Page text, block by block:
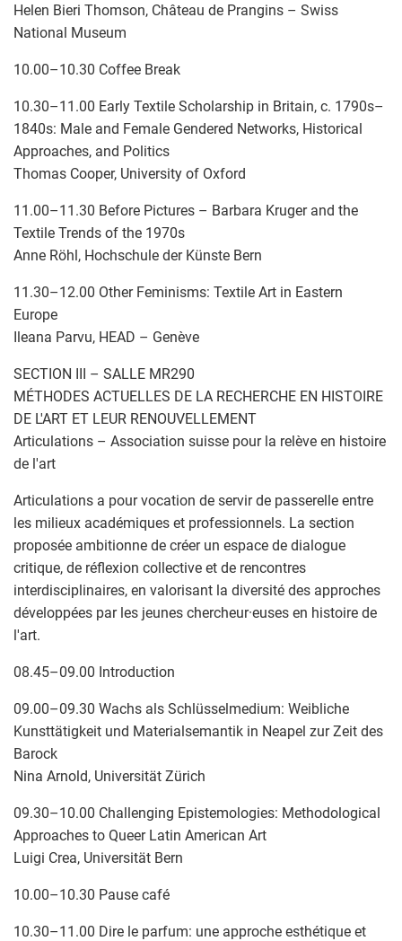
Helen Bieri Thomson, Château de Prangins – Swiss
National Museum
10.00–10.30 Coffee Break
10.30–11.00 Early Textile Scholarship in Britain, c. 1790s–
1840s: Male and Female Gendered Networks, Historical
Approaches, and Politics
Thomas Cooper, University of Oxford
11.00–11.30 Before Pictures – Barbara Kruger and the
Textile Trends of the 1970s
Anne Röhl, Hochschule der Künste Bern
11.30–12.00 Other Feminisms: Textile Art in Eastern
Europe
Ileana Parvu, HEAD – Genève
SECTION III – SALLE MR290
MÉTHODES ACTUELLES DE LA RECHERCHE EN HISTOIRE
DE L'ART ET LEUR RENOUVELLEMENT
Articulations – Association suisse pour la relève en histoire
de l'art
Articulations a pour vocation de servir de passerelle entre
les milieux académiques et professionnels. La section
proposée ambitionne de créer un espace de dialogue
critique, de réflexion collective et de rencontres
interdisciplinaires, en valorisant la diversité des approches
développées par les jeunes chercheur·euses en histoire de
l'art.
08.45–09.00 Introduction
09.00–09.30 Wachs als Schlüsselmedium: Weibliche
Kunsttätigkeit und Materialsemantik in Neapel zur Zeit des
Barock
Nina Arnold, Universität Zürich
09.30–10.00 Challenging Epistemologies: Methodological
Approaches to Queer Latin American Art
Luigi Crea, Universität Bern
10.00–10.30 Pause café
10.30–11.00 Dire le parfum: une approche esthétique et